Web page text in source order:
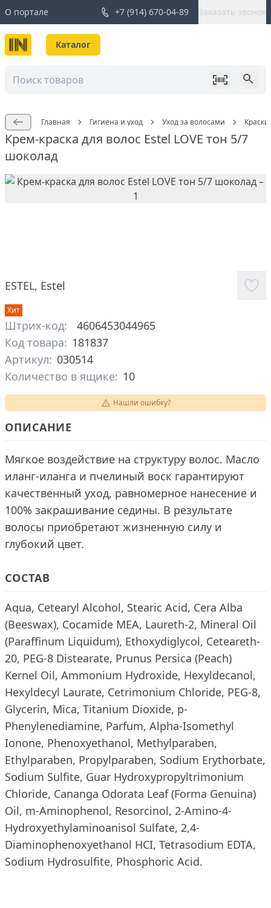
О портале +7 (914) 670-04-89 Заказать звонок
Каталог
Главная Гигиена и уход Уход за волосами
Крем-краска для волос Estel LOVE тон 5/7
шоколад
ESTEL, Estel
Хит
Штрих-код:
4606453044965
Код товара: 181837
Артикул: 030514
Количество в ящике: 10
Нашли ошибку?
ОПИСАНИЕ
Мягкое воздействие на структуру волос. Масло
иланг-иланга и пчелиный воск гарантируют
качественный уход, равномерное нанесение и
100% закрашивание седины. В результате
волосы приобретают жизненную силу и
глубокий цвет.
СОСТАВ
Aqua, Cetearyl Alcohol, Stearic Acid, Cera Alba
(Beeswax), Cocamide MEA, Laureth-2, Mineral Oil
(Paraffinum Liquidum), Ethoxydiglycol, Ceteareth-
20, PEG-8 Distearate, Prunus Persica (Peach)
Kernel Oil, Ammonium Hydroxide, Hexyldecanol,
Hexyldecyl Laurate, Cetrimonium Chloride, PEG-8,
Glycerin, Mica, Titanium Dioxide, p-
Phenylenediamine, Parfum, Alpha-Isomethyl
Ionone, Phenoxyethanol, Methylparaben,
Ethylparaben, Propylparaben, Sodium Erythorbate,
Sodium Sulfite, Guar Hydroxypropyltrimonium
Chloride, Cananga Odorata Leaf (Forma Genuina)
Oil, m-Aminophenol, Resorcinol, 2-Amino-4-
Hydroxyethylaminoanisol Sulfate, 2,4-
Diaminophenoxyethanol HCI, Tetrasodium EDTA,
Sodium Hydrosulfite, Phosphoric Acid.